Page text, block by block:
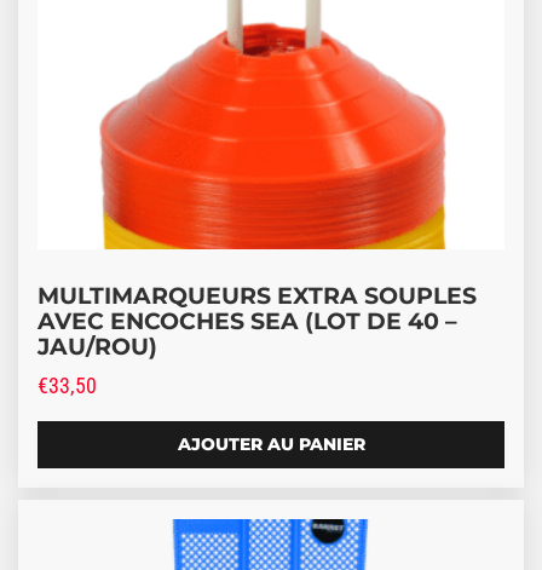
MULTIMARQUEURS EXTRA SOUPLES
AVEC ENCOCHES SEA (LOT DE 40 –
JAU/ROU)
€33,50
AJOUTER AU PANIER